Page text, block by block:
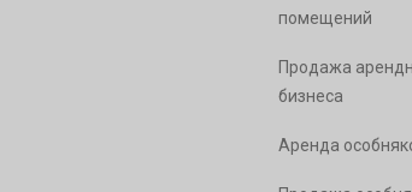
помещений
Продажа
бизнеса
Аренда